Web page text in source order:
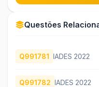
Questões
Q991781 IADES 2022
Q991782 IADES 2022